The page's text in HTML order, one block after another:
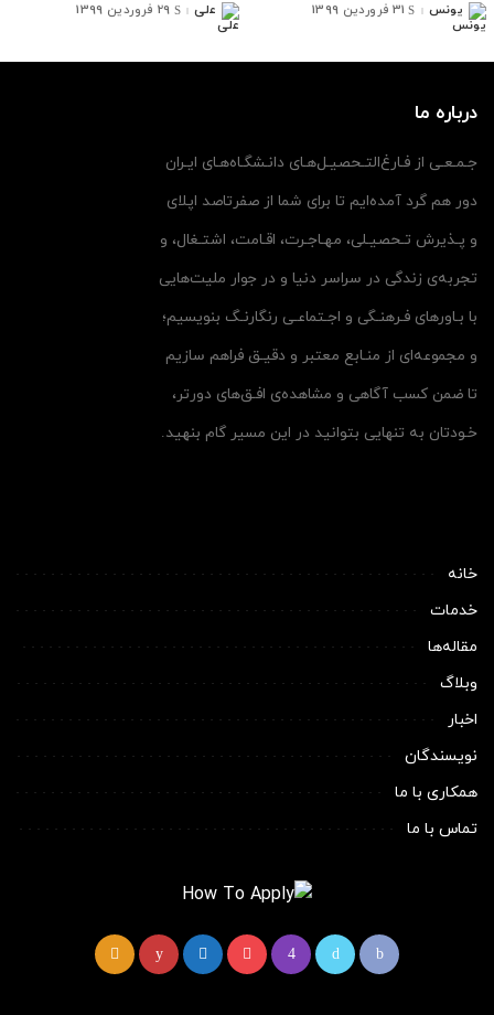
ارسال
شده
یونس 31 فروردین 1399 ارسال
شده
توسط
علی 29 فروردین 1399
درباره ما
جـمـعـی از فـارغ‌التـحصیـل‌هـای دانـشگـاه‌هـای ایـران
دور هم گرد آمده‌ایم تا برای شما از صفرتاصد اپلای
و پـذیرش تـحصیـلی، مهـاجـرت، اقـامت، اشتـغال، و
تجربه‌ی زندگی در سراسر دنیا و در جوار ملیت‌هایی
با بـاورهای فـرهنـگی و اجـتماعـی رنگارنـگ بنویسیم؛
و مجموعه‌ای از منـابع معتبر و دقیـق فراهم سازیم
تا ضمن کسب آگاهی و مشاهده‌ی افـق‌های دورتر،
خـودتان به تنهایی بتوانید در این مسیر گام بنهید.
خانه
خدمات
مقاله‌ها
وبلاگ
اخبار
نویسندگان
همکاری با ما
تماس با ما